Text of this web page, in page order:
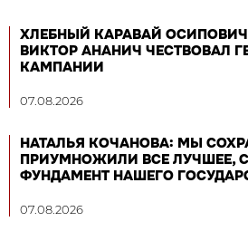
ХЛЕБНЫЙ КАРАВАЙ
ВИКТОР АНАНИЧ ЧЕСТВОВАЛ
КАМПАНИИ
07.08.2026
НАТАЛЬЯ КОЧАНОВА: МЫ
ПРИУМНОЖИЛИ ВСЕ ЛУЧШЕЕ,
ФУНДАМЕНТ НАШЕГО
07.08.2026